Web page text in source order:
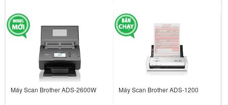
Máy Scan Brother ADS-2600W Máy Scan Brother ADS-1200